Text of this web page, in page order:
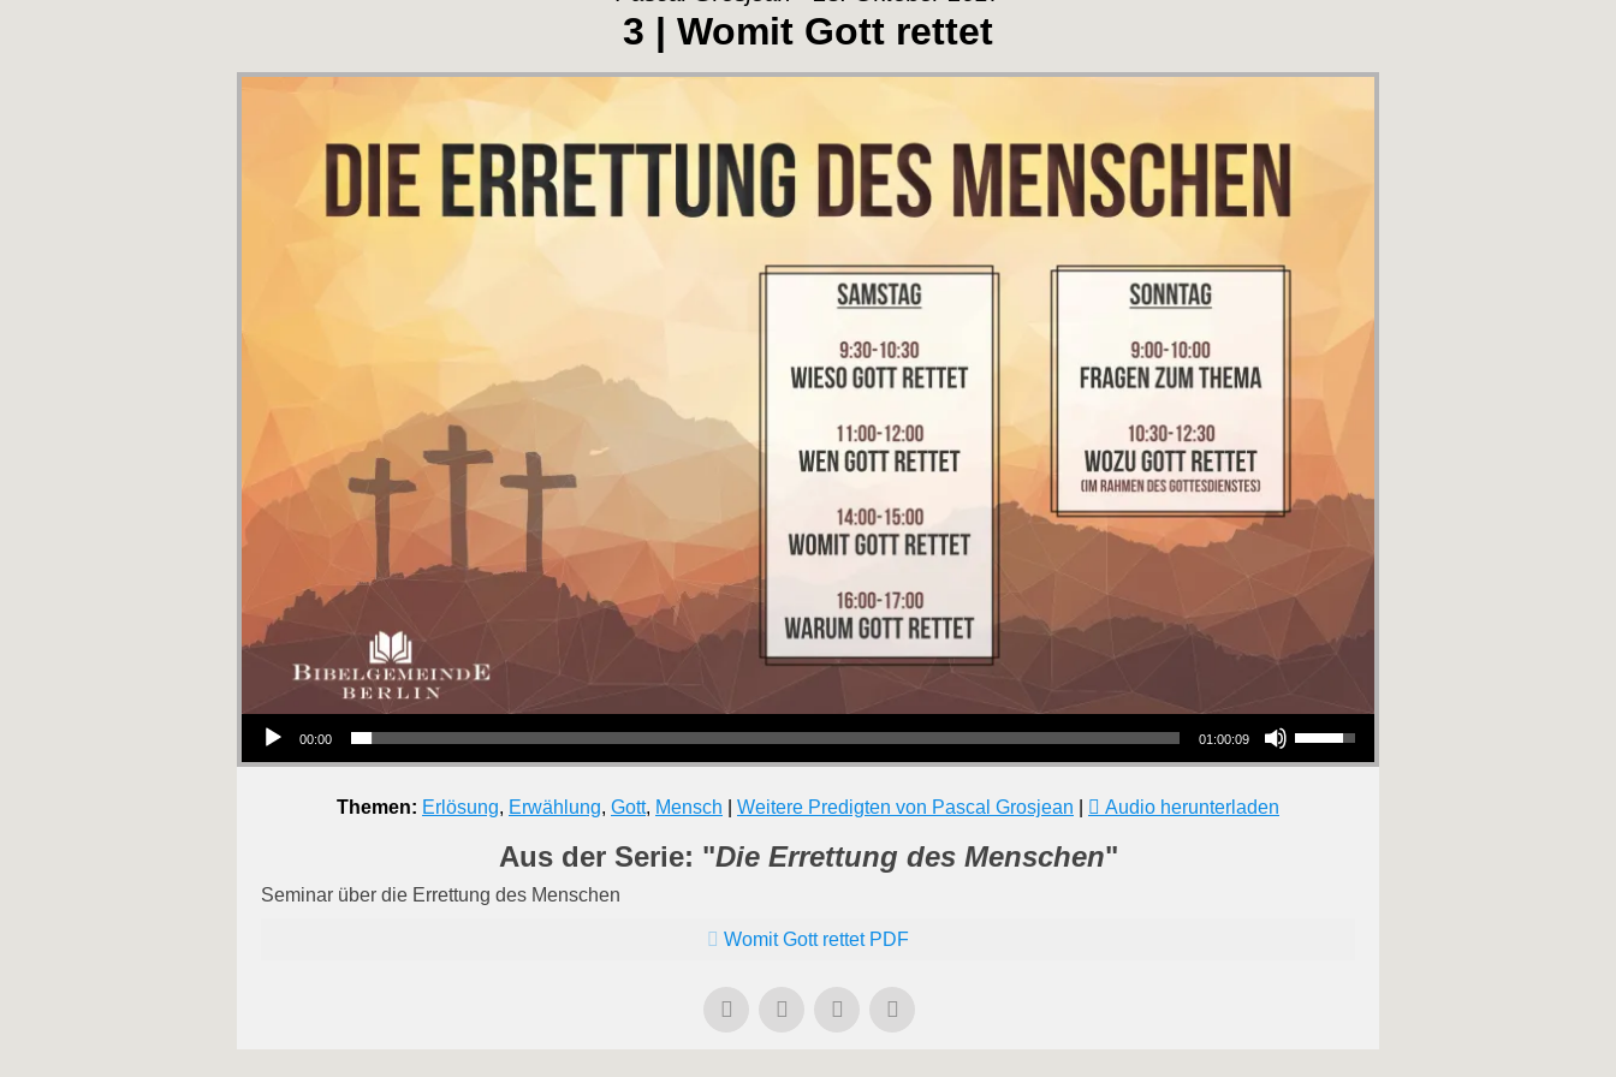
3 | Womit Gott rettet
Audio-Player
00:00 01:00:09
Pfeiltasten Hoch/Runter benutzen, um die Lautstärke zu regeln.
Themen: Erlösung, Erwählung, Gott, Mensch Weitere Predigten von Pascal Grosjean Audio herunterladen
Aus der Serie: "Die Errettung des Menschen"
Seminar über die Errettung des Menschen
Womit Gott rettet PDF